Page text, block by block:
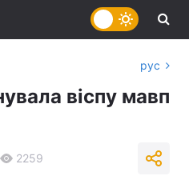
рус
віспу мавп
2259